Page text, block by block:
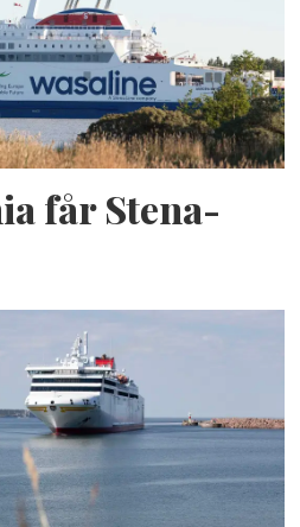
får Stena-